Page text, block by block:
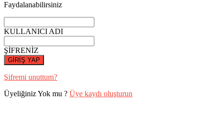
Faydalanabilirsiniz
KULLANICI ADI
ŞİFRENİZ
GİRİŞ YAP
Şifremi unuttum?
Üyeliğiniz Yok mu ? Üye kaydı oluşturun